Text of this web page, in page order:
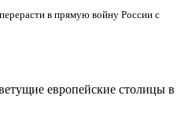
в прямую войну России с
европейские столицы в